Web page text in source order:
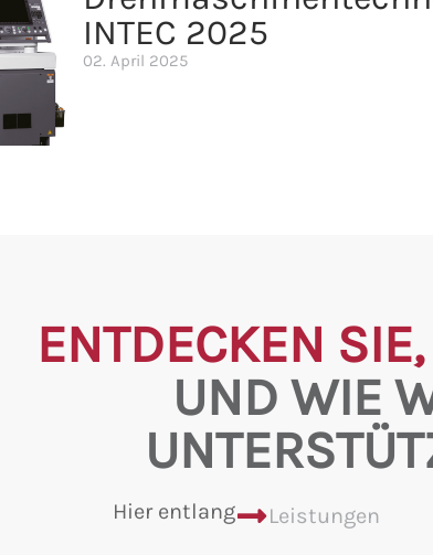
INTEC 2025
02. April 2025
ENTDECKEN SIE,
UND WIE
Hier entlang Leistungen